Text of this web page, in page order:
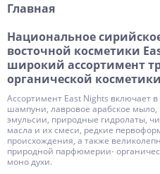
Главная
Национальное
восточной косметики
широкий ассортимент
органической
Ассортимент East Nights включает
шампуни, лавровое арабское
эмульсии, природные гидролаты,
масла и их смеси, редкие
происхождения, а также
природной парфюмерии-
моно духи.